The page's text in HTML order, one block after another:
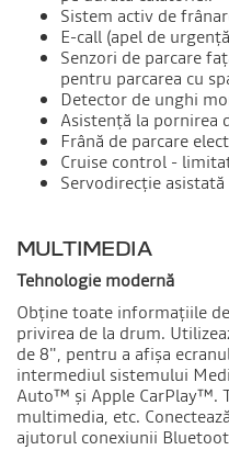
Sistem activ de
E-call (apel de
Senzori de parcare
pentru parcarea cu
Detector de unghi
Asistență la pornirea
Frână de parcare
Cruise control -
Servodirecție
MULTIMEDIA
Tehnologie modernă
Obține toate informațiile
privirea de la drum.
de 8", pentru a afișa
intermediul sistemului
Auto™ și Apple CarPlay™.
multimedia, etc.
ajutorul conexiunii